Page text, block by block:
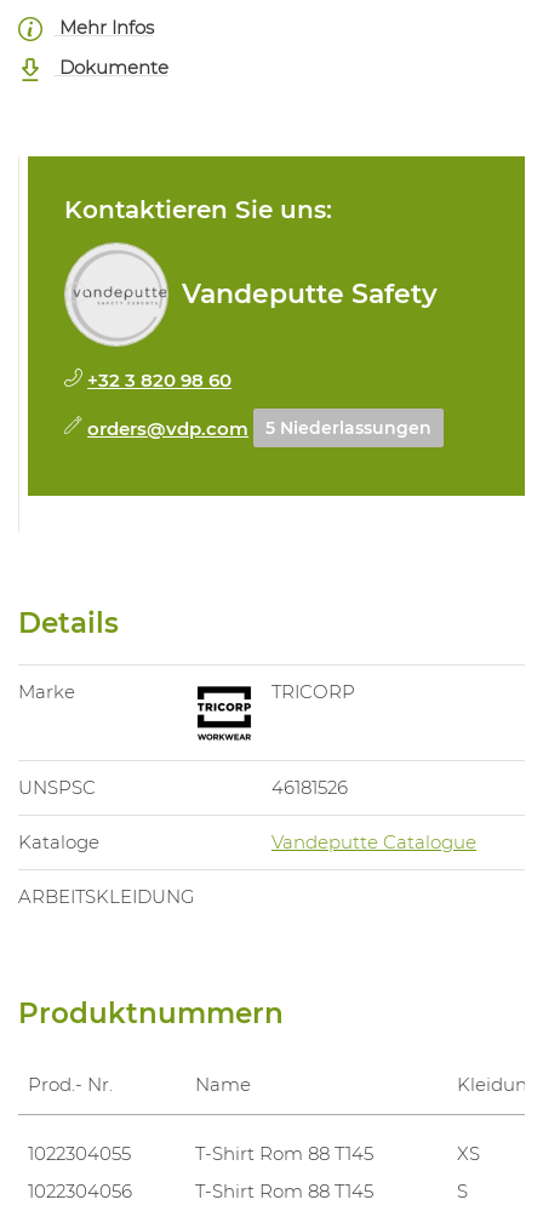
Mehr Infos
Dokumente
Kontaktieren Sie uns:
Vandeputte Safety
+32 3 820 98 60
orders@vdp.com 5 Niederlassungen
Details
Marke TRICORP
UNSPSC 46181526
Kataloge Vandeputte Catalogue
ARBEITSKLEIDUNG
Produktnummern
Prod.- Nr. Name
1022304055 T-Shirt Rom 88 T145
XS
1022304056
T-Shirt Rom 88 T145 S